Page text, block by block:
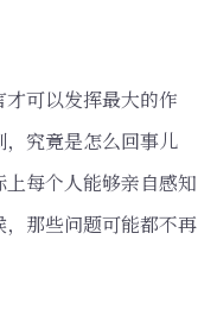
可以发挥最大的作
究竟是怎么回事儿
每个人能够亲自感知
那些问题可能都不再